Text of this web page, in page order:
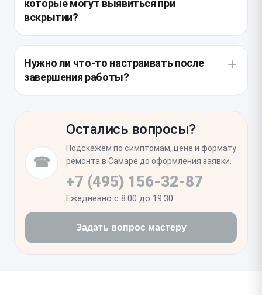
плата датчиков освещенности и
перепрограммируется EEPROM-чип со старого
дисплея на новый для сохранения функции
которые могут выявиться при
вскрытии?
удерживающего влагу. Также проверяется
состояние аккумулятора, так как его близость к
дисплейному блоку делает целесообразной
пространства.
Нужно ли что-то настраивать после
завершения работы?
приближения. Вам рекомендуется убедиться, что
функция True Tone функционирует корректно, а все
области дисплея откликаются на касания без
☎
Остались вопросы?
Подскажем по симптомам, цене и формату
ремонта в Самаре до оформления заявки.
+7 (495) 156-32-87
Ежедневно с 8:00 до 19:30
Задать вопрос мастеру